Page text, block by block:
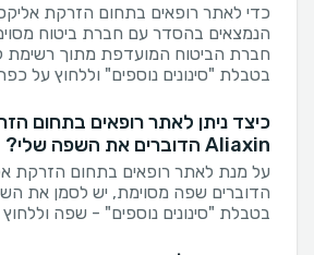
הנמצאים בהסדר עם חברת ביטוח
חברת הביטוח המועדפת מתוך רשימת
בטבלת "סינונים נוספים" וללחוץ על
כיצד ניתן לאתר רופאים בתחום
Aliaxin הדוברים את השפה שלי?
הדוברים שפה מסוימת, יש לסמן את
בטבלת "סינונים נוספים" - שפה